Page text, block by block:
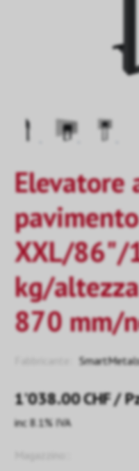
Elevatore
pavimento
XXL/86"/
kg/
870 mm/
1’038.00CHF/
inc 8.1% IVA